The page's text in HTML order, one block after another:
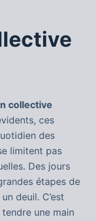
collective
ces
des
limitent pas
Des jours
étapes de
deuil. C’est
une main